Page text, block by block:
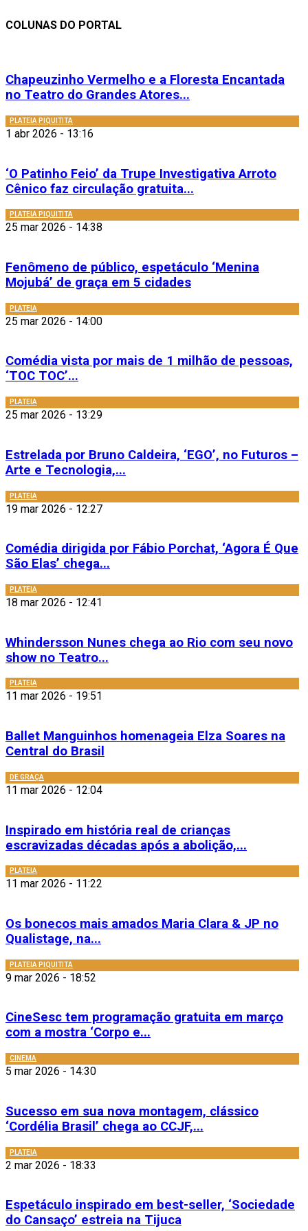
COLUNAS DO PORTAL
Chapeuzinho Vermelho e a Floresta Encantada
no Teatro do Grandes Atores...
PLATEIA PIQUITITA
1 abr 2026 - 13:16
‘O Patinho Feio’ da Trupe Investigativa Arroto
Cênico faz circulação gratuita...
PLATEIA PIQUITITA
25 mar 2026 - 14:38
Fenômeno de público, espetáculo ‘Menina
Mojubá’ de graça em 5 cidades
PLATEIA
25 mar 2026 - 14:00
Comédia vista por mais de 1 milhão de pessoas,
‘TOC TOC’...
PLATEIA
25 mar 2026 - 13:29
Estrelada por Bruno Caldeira, ‘EGO’, no Futuros –
Arte e Tecnologia,...
PLATEIA
19 mar 2026 - 12:27
Comédia dirigida por Fábio Porchat, ‘Agora É Que
São Elas’ chega...
PLATEIA
18 mar 2026 - 12:41
Whindersson Nunes chega ao Rio com seu novo
show no Teatro...
PLATEIA
11 mar 2026 - 19:51
Ballet Manguinhos homenageia Elza Soares na
Central do Brasil
DE GRAÇA
11 mar 2026 - 12:04
Inspirado em história real de crianças
escravizadas décadas após a abolição,...
PLATEIA
11 mar 2026 - 11:22
Os bonecos mais amados Maria Clara & JP no
Qualistage, na...
PLATEIA PIQUITITA
9 mar 2026 - 18:52
CineSesc tem programação gratuita em março
com a mostra ‘Corpo e...
CINEMA
5 mar 2026 - 14:30
Sucesso em sua nova montagem, clássico
‘Cordélia Brasil’ chega ao CCJF,...
PLATEIA
2 mar 2026 - 18:33
Espetáculo inspirado em best-seller, ‘Sociedade
do Cansaço’ estreia na Tijuca